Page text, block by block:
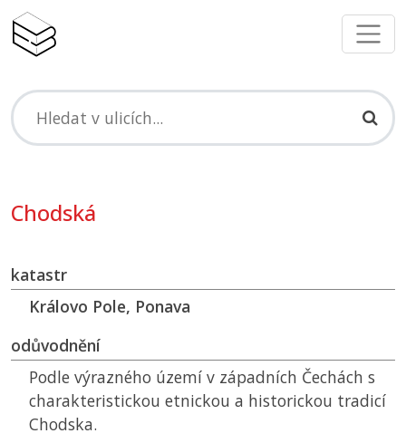
Chodská
katastr
Královo Pole, Ponava
odůvodnění
Podle výrazného území v západních Čechách s
charakteristickou etnickou a historickou tradicí
Chodska.